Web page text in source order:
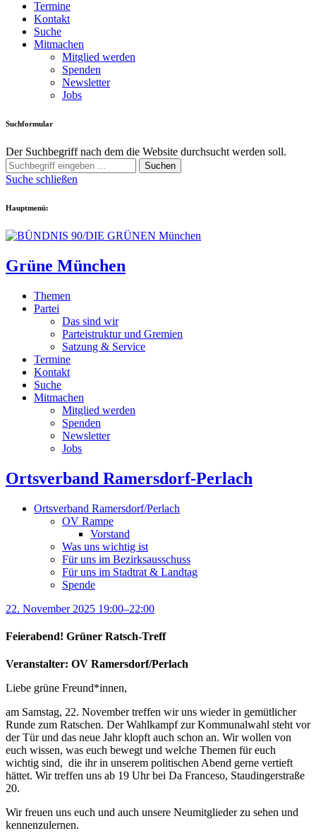
Termine
Kontakt
Suche
Mitmachen
Mitglied werden
Spenden
Newsletter
Jobs
Suchformular
Der Suchbegriff nach dem die Website durchsucht werden soll.
Suchen
Suche schließen
Hauptmenü:
Grüne München
Themen
Partei
Das sind wir
Parteistruktur und Gremien
Satzung & Service
Termine
Kontakt
Suche
Mitmachen
Mitglied werden
Spenden
Newsletter
Jobs
Ortsverband Ramersdorf-Perlach
Ortsverband Ramersdorf/Perlach
OV Rampe
Vorstand
Was uns wichtig ist
Für uns im Bezirksausschuss
Für uns im Stadtrat & Landtag
Spende
22. November 2025 19:00–22:00
Feierabend! Grüner Ratsch-Treff
Veranstalter: OV Ramersdorf/Perlach
Liebe grüne Freund*innen,
am Samstag, 22. November treffen wir uns wieder in gemütlicher
Runde zum Ratschen. Der Wahlkampf zur Kommunalwahl steht vor
der Tür und das neue Jahr klopft auch schon an. Wir wollen von
euch wissen, was euch bewegt und welche Themen für euch
wichtig sind, die ihr in unserem politischen Abend gerne vertieft
hättet. Wir treffen uns ab 19 Uhr bei Da Franceso, Staudingerstraße
20.
Wir freuen uns euch und auch unsere Neumitglieder zu sehen und
kennenzulernen.